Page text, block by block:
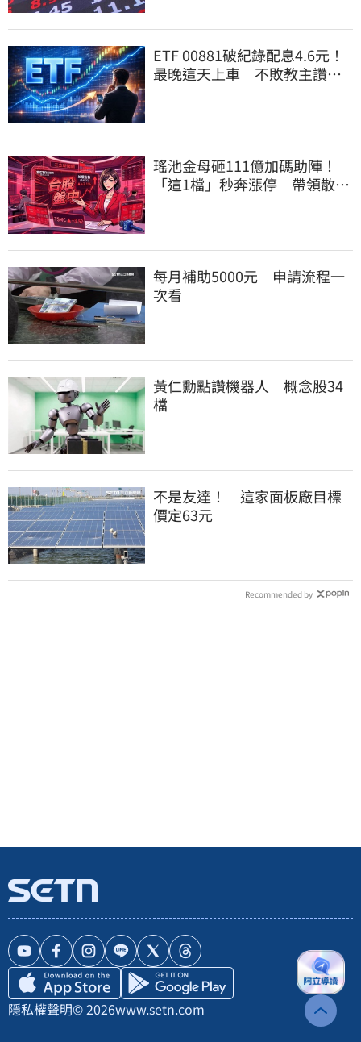
ETF 00881破紀錄配息4.6元！
最晚這天上車 不敗教主讚：
瑤池金母砸111億加碼助陣！
「這1檔」秒奔漲停 帶領散熱
每月補助5000元 申請流程一
次看
黃仁勳點讚機器人 概念股34
檔
不是友達！ 這家面板廠目標
價定63元
Recommended by
隱私權聲明© 2026www.setn.com